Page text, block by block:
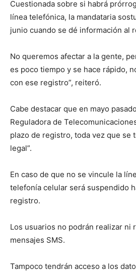
Cuestionada sobre si habrá
línea telefónica, la mandataria
junio cuando se dé información al
No queremos afectar a la gente,
es poco tiempo y se hace rápido,
con ese registro”, reiteró.
Cabe destacar que en mayo
Reguladora de
plazo de registro, toda vez que se
legal”.
En caso de que no se vincule la
telefonía celular será suspendido
registro.
Los usuarios no podrán realizar ni
mensajes SMS.
Tampoco tendrán acceso a los